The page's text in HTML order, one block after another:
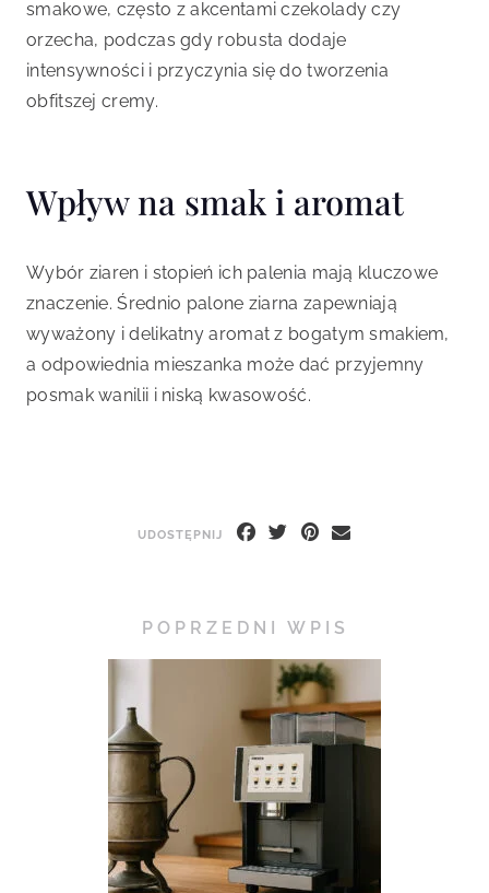
smakowe, często z akcentami czekolady czy
orzecha, podczas gdy robusta dodaje
intensywności i przyczynia się do tworzenia
obfitszej cremy.
Wpływ na smak i aromat
Wybór ziaren i stopień ich palenia mają kluczowe
znaczenie. Średnio palone ziarna zapewniają
wyważony i delikatny aromat z bogatym smakiem,
a odpowiednia mieszanka może dać przyjemny
posmak wanilii i niską kwasowość.
UDOSTĘPNIJ
POPRZEDNI WPIS